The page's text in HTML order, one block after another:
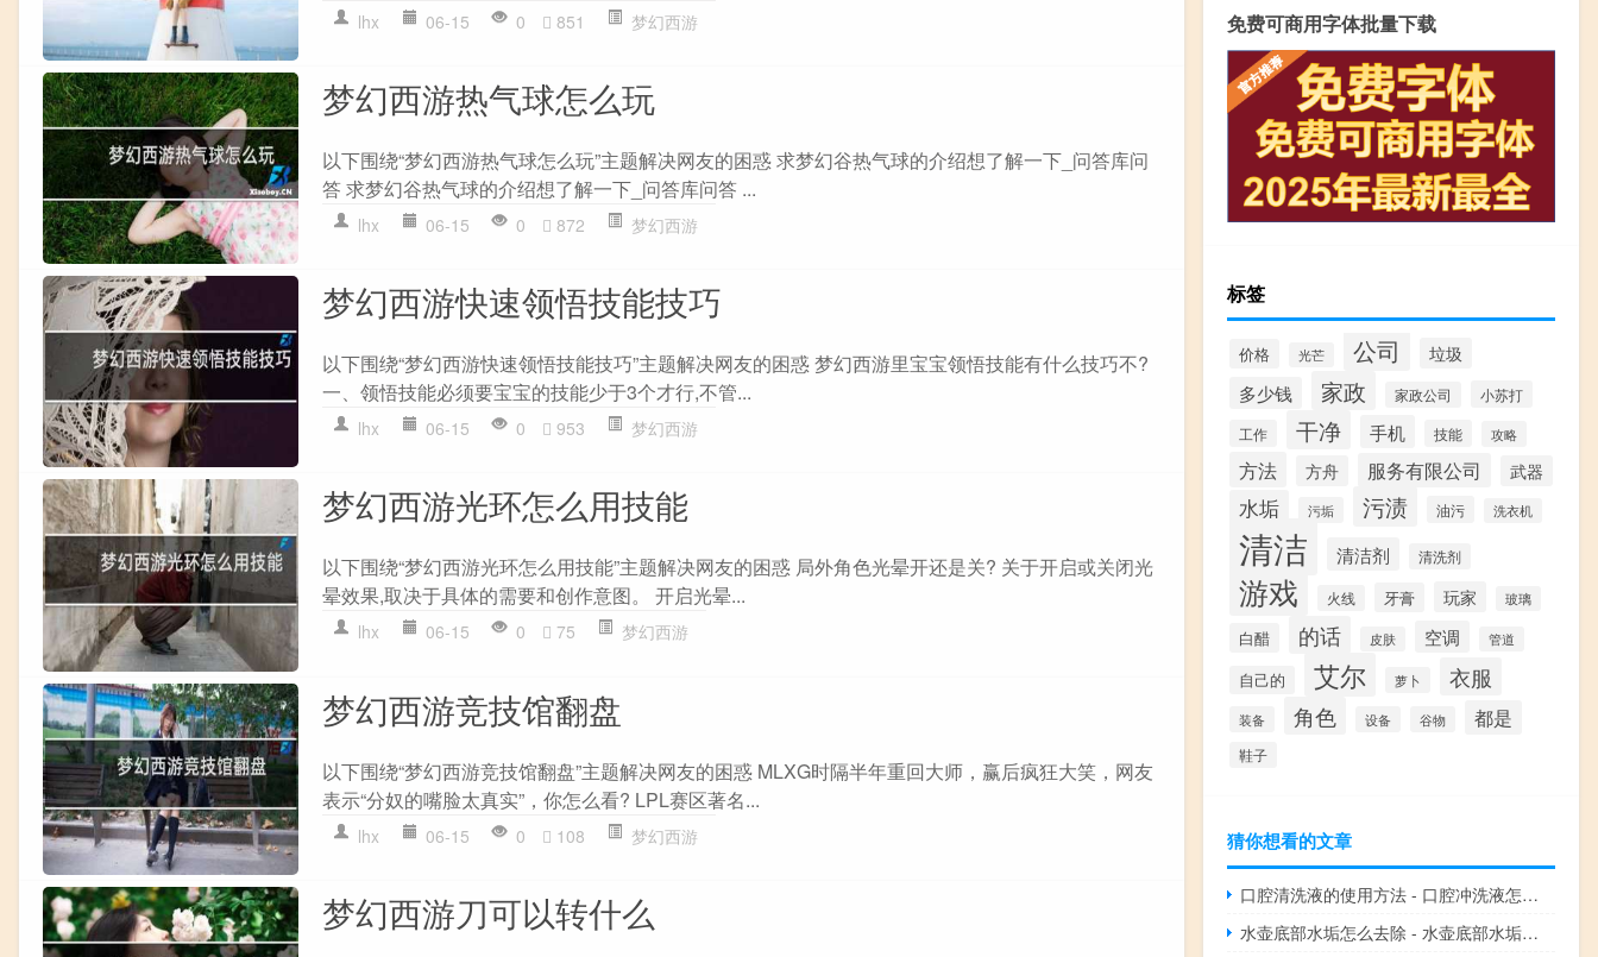
lhx 06-15 0 851 梦幻西游
梦幻西游热气球怎么玩
以下围绕“梦幻西游热气球怎么玩”主题解决网友的困惑 求梦幻谷热气球的介绍想了解一下_问答库问
答 求梦幻谷热气球的介绍想了解一下_问答库问答 ...
lhx 06-15 0 872 梦幻西游
梦幻西游快速领悟技能技巧
以下围绕“梦幻西游快速领悟技能技巧”主题解决网友的困惑 梦幻西游里宝宝领悟技能有什么技巧不?
一、领悟技能必须要宝宝的技能少于3个才行,不管...
lhx 06-15 0 953 梦幻西游
梦幻西游光环怎么用技能
以下围绕“梦幻西游光环怎么用技能”主题解决网友的困惑 局外角色光晕开还是关? 关于开启或关闭光
晕效果,取决于具体的需要和创作意图。 开启光晕...
lhx 06-15 0 75 梦幻西游
梦幻西游竞技馆翻盘
以下围绕“梦幻西游竞技馆翻盘”主题解决网友的困惑 MLXG时隔半年重回大师，赢后疯狂大笑，网友
表示“分奴的嘴脸太真实”，你怎么看? LPL赛区著名...
lhx 06-15 0 108 梦幻西游
梦幻西游刀可以转什么
免费可商用字体批量下载
标签
价格 光芒 公司 垃圾
多少钱 家政 家政公司
小苏打
工作
干净 手机 技能 攻略
方法 方舟 服务有限公司 武器
水垢 污垢 污渍 油污 洗衣机
清洁 清洁剂 清洗剂
游戏 火线 牙膏 玩家 玻璃
白醋 的话 皮肤 空调 管道
自己的 艾尔 萝卜 衣服
装备 角色 设备 谷物 都是
鞋子
猜你想看的文章
口腔清洗液的使用方法 - 口腔冲洗液怎么使用
水壶底部水垢怎么去除 - 水壶底部水垢青苔怎么去除